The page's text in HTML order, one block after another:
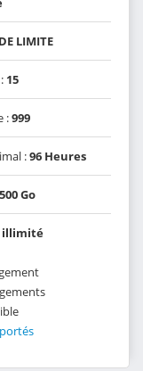
LIMITE
15
:999
:96 Heures
500 Go
illimité